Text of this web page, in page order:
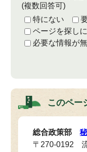
(複数回答可)
特にない
ページを探し
必要な情報が
このペー
総合政策部
〒270-0192